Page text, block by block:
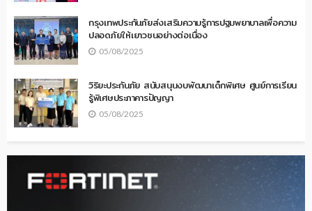
กรุงเทพประกันภัยส่งเสริมความรู้การปฐมพยาบาลเพื่อความ
ปลอดภัยให้เยาวชนอย่างต่อเนื่อง
05/08/2025
วิริยะประกันภัย สนับสนุนงบพัฒนาเด็กพิเศษ ศูนย์การเรียน
รู้พิเศษประภาคารปัญญา
05/08/2025